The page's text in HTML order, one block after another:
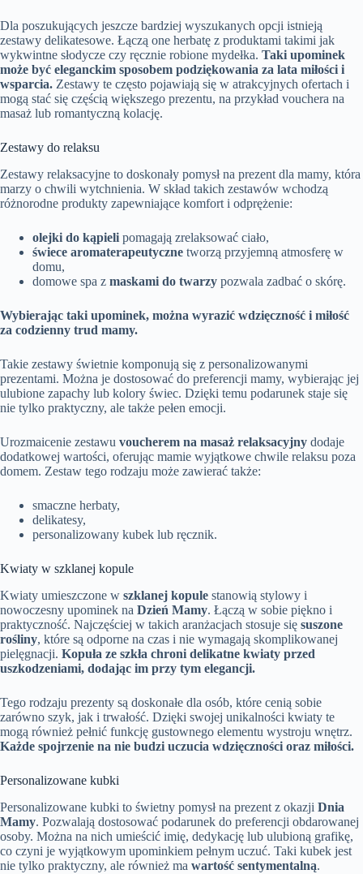
Dla poszukujących jeszcze bardziej wyszukanych opcji istnieją
zestawy delikatesowe. Łączą one herbatę z produktami takimi jak
wykwintne słodycze czy ręcznie robione mydełka. Taki upominek
może być eleganckim sposobem podziękowania za lata miłości i
wsparcia. Zestawy te często pojawiają się w atrakcyjnych ofertach i
mogą stać się częścią większego prezentu, na przykład vouchera na
masaż lub romantyczną kolację.
Zestawy do relaksu
Zestawy relaksacyjne to doskonały pomysł na prezent dla mamy, która
marzy o chwili wytchnienia. W skład takich zestawów wchodzą
różnorodne produkty zapewniające komfort i odprężenie:
olejki do kąpieli pomagają zrelaksować ciało,
świece aromaterapeutyczne tworzą przyjemną atmosferę w
domu,
domowe spa z maskami do twarzy pozwala zadbać o skórę.
Wybierając taki upominek, można wyrazić wdzięczność i miłość
za codzienny trud mamy.
Takie zestawy świetnie komponują się z personalizowanymi
prezentami. Można je dostosować do preferencji mamy, wybierając jej
ulubione zapachy lub kolory świec. Dzięki temu podarunek staje się
nie tylko praktyczny, ale także pełen emocji.
Urozmaicenie zestawu voucherem na masaż relaksacyjny dodaje
dodatkowej wartości, oferując mamie wyjątkowe chwile relaksu poza
domem. Zestaw tego rodzaju może zawierać także:
smaczne herbaty,
delikatesy,
personalizowany kubek lub ręcznik.
Kwiaty w szklanej kopule
Kwiaty umieszczone w szklanej kopule stanowią stylowy i
nowoczesny upominek na Dzień Mamy. Łączą w sobie piękno i
praktyczność. Najczęściej w takich aranżacjach stosuje się suszone
rośliny, które są odporne na czas i nie wymagają skomplikowanej
pielęgnacji. Kopuła ze szkła chroni delikatne kwiaty przed
uszkodzeniami, dodając im przy tym elegancji.
Tego rodzaju prezenty są doskonałe dla osób, które cenią sobie
zarówno szyk, jak i trwałość. Dzięki swojej unikalności kwiaty te
mogą również pełnić funkcję gustownego elementu wystroju wnętrz.
Każde spojrzenie na nie budzi uczucia wdzięczności oraz miłości.
Personalizowane kubki
Personalizowane kubki to świetny pomysł na prezent z okazji Dnia
Mamy. Pozwalają dostosować podarunek do preferencji obdarowanej
osoby. Można na nich umieścić imię, dedykację lub ulubioną grafikę,
co czyni je wyjątkowym upominkiem pełnym uczuć. Taki kubek jest
nie tylko praktyczny, ale również ma wartość sentymentalną.